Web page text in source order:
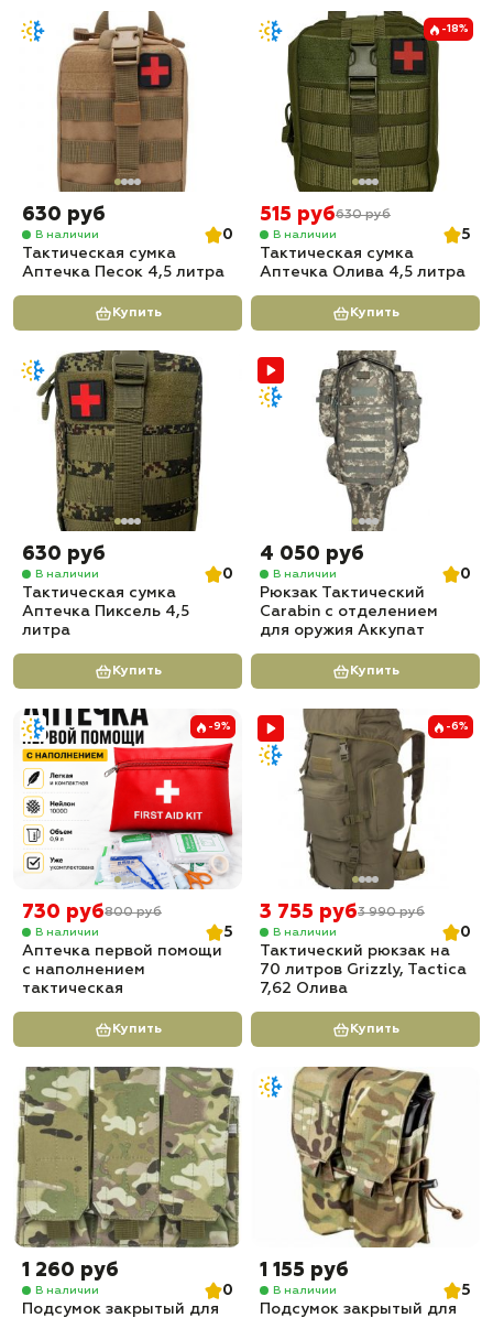
630 руб
В наличии
0
Тактическая сумка
Аптечка Песок 4,5 литра
Купить
-18%
515 руб630 руб
В наличии
5
Тактическая сумка
Аптечка Олива 4,5 литра
Купить
630 руб
В наличии
0
Тактическая сумка
Аптечка Пиксель 4,5
литра
Купить
4 050 руб
В наличии
0
Рюкзак Тактический
Carabin с отделением
для оружия Аккупат
Купить
-9%
730 руб800 руб
В наличии
5
Аптечка первой помощи
с наполнением
тактическая
Купить
-6%
3 755 руб3 990 руб
В наличии
0
Тактический рюкзак на
70 литров Grizzly, Tactica
7,62 Олива
Купить
1 260 руб
В наличии
0
Подсумок закрытый для
1 155 руб
В наличии
5
Подсумок закрытый для